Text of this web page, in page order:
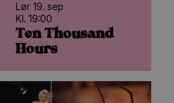
Lør 19. sep
Kl. 19:00
Ten Thousand
Hours